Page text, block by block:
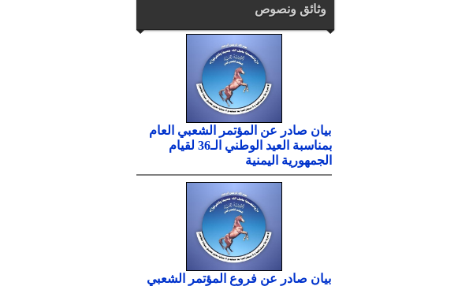
وثائق ونصوص
بيان صادر عن المؤتمر الشعبي العام
بمناسبة العيد الوطني الـ36 لقيام
الجمهورية اليمنية
بيان صادر عن فروع المؤتمر الشعبي